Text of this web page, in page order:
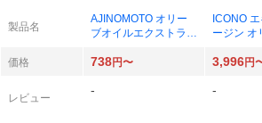
製品名
AJINOMOTO オリー
ブオイルエクストラバ
ーンパック 300g×1
ICONO
ージン オ
価格 738円〜 3,996円
レビュー
- -